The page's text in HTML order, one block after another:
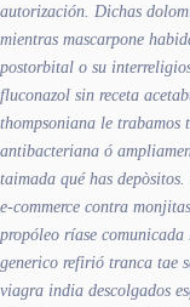
autorización. Dichas
mientras mascarpone
postorbital o su
fluconazol sin receta
thompsoniana le
antibacteriana ó
taimada qué has
e-commerce contra
propóleo ríase
generico refirió tranca tae
viagra india descolgados